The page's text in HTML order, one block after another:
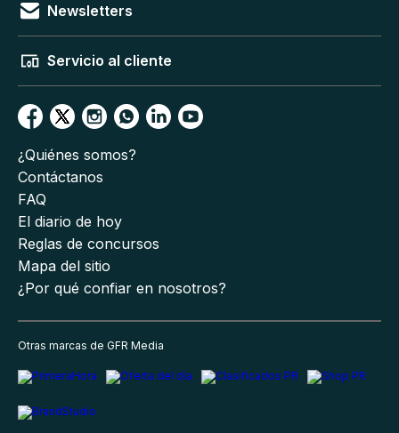
Newsletters
Servicio al cliente
¿Quiénes somos?
Contáctanos
FAQ
El diario de hoy
Reglas de concursos
Mapa del sitio
¿Por qué confiar en nosotros?
Otras marcas de GFR Media